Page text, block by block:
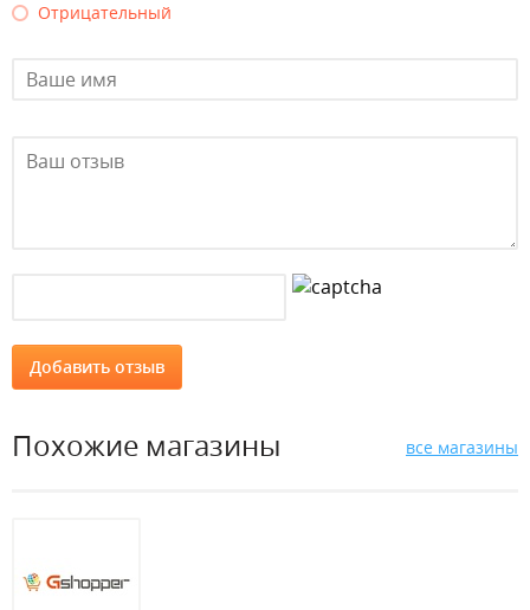
Отрицательный
Похожие магазины все магазины